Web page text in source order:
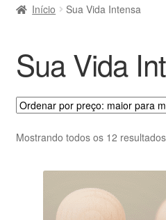
Início Sua Vida Intensa
Sua Vida
Mostrando todos os 12 resultados